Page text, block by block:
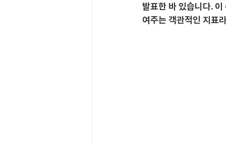
발표한 바 있습니다.
여주는 객관적인 지표